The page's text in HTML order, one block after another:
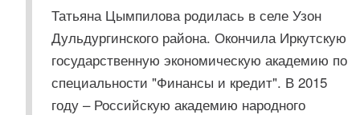
Татьяна Цымпилова родилась в селе Узон
Дульдургинского района. Окончила Иркутскую
государственную экономическую академию по
специальности "Финансы и кредит". В 2015
году – Российскую академию народного